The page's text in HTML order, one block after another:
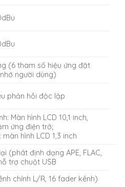
(6 tham số hiệu ứng đặt
người dùng)
phản hồi độc lập
Màn hình LCD 10,1 inch,
ứng điện trở;
màn hình LCD 1,3 inch
(phát định dạng APE, FLAC,
trợ chuột USB
chính L/R, 16 fader kênh)